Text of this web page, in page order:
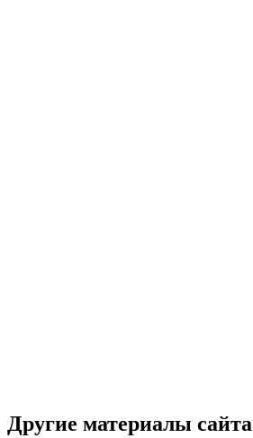
Другие материалы сайта